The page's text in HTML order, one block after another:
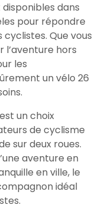
dans
pour répondre
Que vous
l’aventure hors
les
un vélo 26
un choix
de cyclisme
sur deux roues.
aventure en
en ville, le
idéal